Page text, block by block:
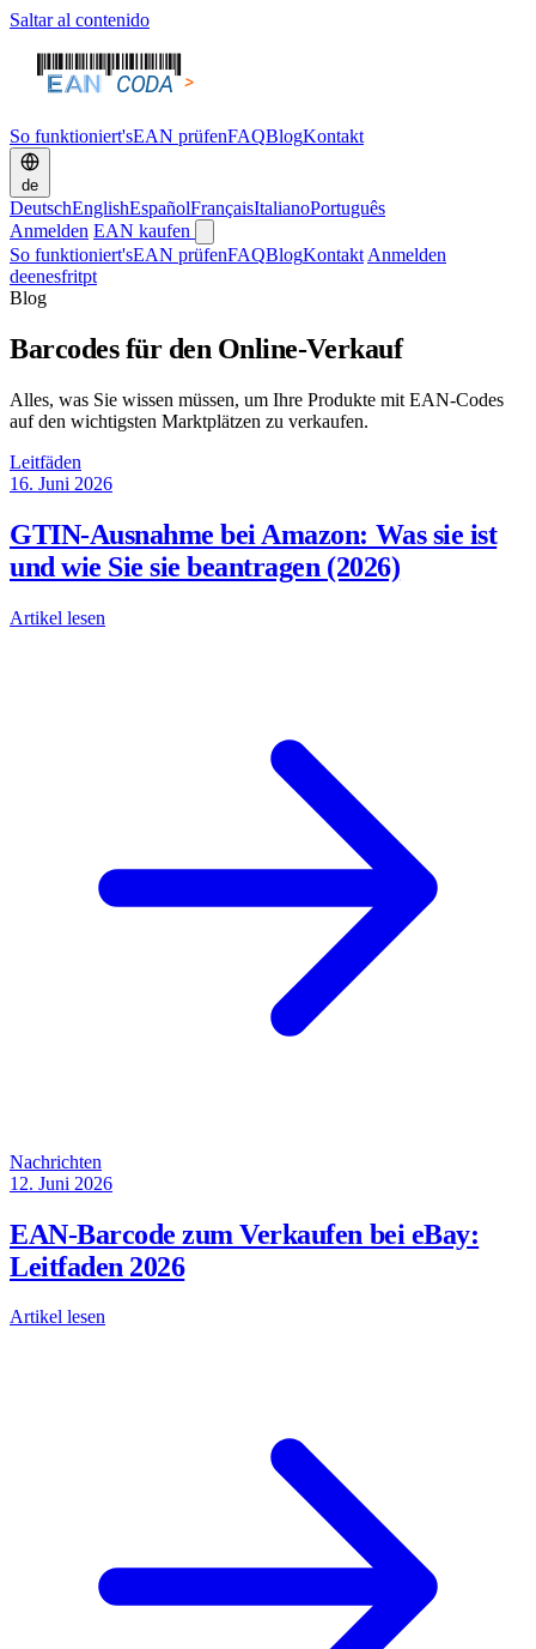
Saltar al contenido
So funktioniert'sEAN prüfenFAQBlogKontakt
de
DeutschEnglishEspañolFrançaisItalianoPortuguês
Anmelden EAN kaufen
So funktioniert'sEAN prüfenFAQBlogKontakt Anmelden
deenesfritpt
Blog
Barcodes für den Online-Verkauf
Alles, was Sie wissen müssen, um Ihre Produkte mit EAN-Codes
auf den wichtigsten Marktplätzen zu verkaufen.
Leitfäden
16. Juni 2026
GTIN-Ausnahme bei Amazon: Was sie ist
und wie Sie sie beantragen (2026)
Artikel lesen
Nachrichten
12. Juni 2026
EAN-Barcode zum Verkaufen bei eBay:
Leitfaden 2026
Artikel lesen